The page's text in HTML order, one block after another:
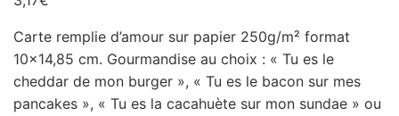
Carte remplie d’amour sur papier 250g/m² format
10×14,85 cm. Gourmandise au choix : « Tu es le
cheddar de mon burger », « Tu es le bacon sur mes
pancakes », « Tu es la cacahuète sur mon sundae » ou